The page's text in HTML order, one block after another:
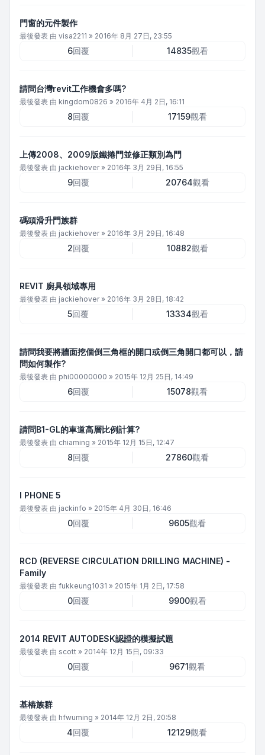
門窗的元件製作
最後發表 由 visa2211 » 2016年 8月 27日, 23:55
6回覆 14835觀看
請問台灣revit工作機會多嗎?
最後發表 由 kingdom0826 » 2016年 4月 2日, 16:11
8回覆 17159觀看
上傳2008、2009版鐵捲門並修正類別為門
最後發表 由 jackiehover» 2016年 3月 29日, 16:55
9回覆 20764觀看
碼頭滑升門族群
最後發表 由 jackiehover» 2016年 3月 29日, 16:48
2回覆 10882觀看
REVIT 廚具領域專用
最後發表 由 jackiehover» 2016年 3月 28日, 18:42
5回覆 13334觀看
請問我要將牆面挖個倒三角框的開口或倒三角開口都可以，請
問如何製作?
最後發表 由 phi00000000 » 2015年 12月 25日, 14:49
6回覆 15078觀看
請問B1-GL的車道高層比例計算?
最後發表 由 chiaming » 2015年 12月 15日, 12:47
8回覆 27860觀看
I PHONE 5
最後發表 由 jackinfo » 2015年 4月 30日, 16:46
0回覆 9605觀看
RCD (REVERSE CIRCULATION DRILLING MACHINE) -
Family
最後發表 由 fukkeung1031 » 2015年 1月 2日, 17:58
0回覆 9900觀看
2014 REVIT AUTODESK認證的模擬試題
最後發表 由 scott » 2014年 12月 15日, 09:33
0回覆 9671觀看
基樁族群
最後發表 由 hfwuming » 2014年 12月 2日, 20:58
4回覆 12129觀看